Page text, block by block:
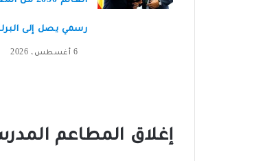
رسمي يصل إلى
6 أغسطس، 2026
إغلاق المطاعم